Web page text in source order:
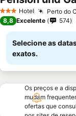
3 EstrelasHotel Perto do
8,8 Excelente 574
Selecione as
exatos.
Os preços e a
mudam
ofertas que